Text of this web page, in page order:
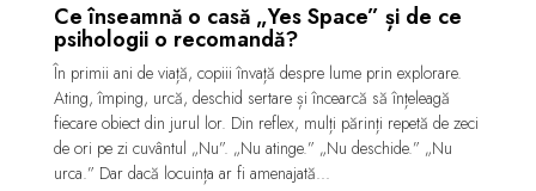
Ce înseamnă o casă „Yes Space” și de ce
psihologii o recomandă?
În primii ani de viață, copiii învață despre lume prin explorare.
Ating, împing, urcă, deschid sertare și încearcă să înțeleagă
fiecare obiect din jurul lor. Din reflex, mulți părinți repetă de zeci
de ori pe zi cuvântul „Nu”. „Nu atinge.” „Nu deschide.” „Nu
urca.” Dar dacă locuința ar fi amenajată...